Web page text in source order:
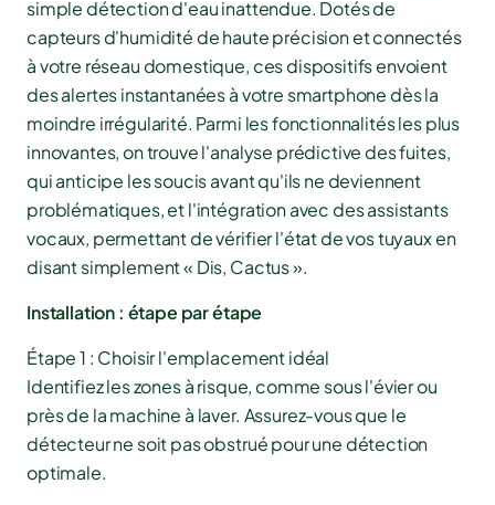
simple détection d'eau inattendue. Dotés de
capteurs d'humidité de haute précision et connectés
à votre réseau domestique, ces dispositifs envoient
des alertes instantanées à votre smartphone dès la
moindre irrégularité. Parmi les fonctionnalités les plus
innovantes, on trouve l'analyse prédictive des fuites,
qui anticipe les soucis avant qu'ils ne deviennent
problématiques, et l'intégration avec des assistants
vocaux, permettant de vérifier l'état de vos tuyaux en
disant simplement « Dis, Cactus ».
Installation : étape par étape
Étape 1 : Choisir l'emplacement idéal
Identifiez les zones à risque, comme sous l'évier ou
près de la machine à laver. Assurez-vous que le
détecteur ne soit pas obstrué pour une détection
optimale.